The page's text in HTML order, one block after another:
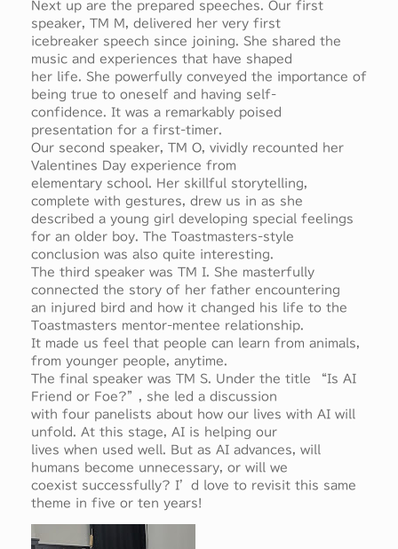
Next up are the prepared speeches. Our first
speaker, TM M, delivered her very first
icebreaker speech since joining. She shared the
music and experiences that have shaped
her life. She powerfully conveyed the importance of
being true to oneself and having self-
confidence. It was a remarkably poised
presentation for a first-timer.
Our second speaker, TM O, vividly recounted her
Valentines Day experience from
elementary school. Her skillful storytelling,
complete with gestures, drew us in as she
described a young girl developing special feelings
for an older boy. The Toastmasters-style
conclusion was also quite interesting.
The third speaker was TM I. She masterfully
connected the story of her father encountering
an injured bird and how it changed his life to the
Toastmasters mentor-mentee relationship.
It made us feel that people can learn from animals,
from younger people, anytime.
The final speaker was TM S. Under the title “Is AI
Friend or Foe?”, she led a discussion
with four panelists about how our lives with AI will
unfold. At this stage, AI is helping our
lives when used well. But as AI advances, will
humans become unnecessary, or will we
coexist successfully? I’d love to revisit this same
theme in five or ten years!